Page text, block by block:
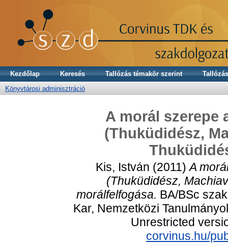
Kezdőlap Keresés Tallózás témakör szerint
Könyvtárosi adminisztráció
A morál szerepe
(Thuküdidész,
Kis, István (2011)A
(Thuküdidész,
morálfelfogása. BA/BSc
Kar, Nemzetközi
Unrestricted
corvinus.hu/